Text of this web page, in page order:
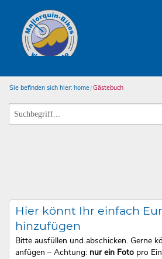
Sie befinden sich hier: home Gästebuch
Hier könnt Ihr einfach
hinzufügen
Bitte ausfüllen und abschicken. Gerne
anfügen – Achtung: nur ein Fotopro